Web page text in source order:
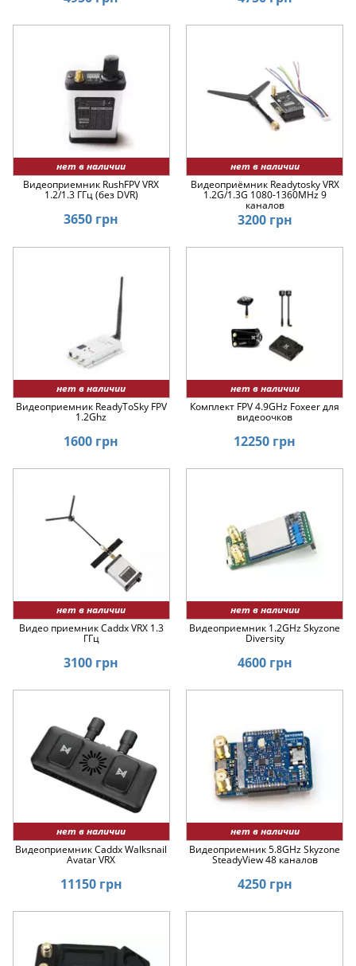
нет в наличии
Видеоприемник RushFPV VRX
1.2/1.3 ГГц (без DVR)
3650 грн
нет в наличии
Видеоприёмник Readytosky VRX
1.2G/1.3G 1080-1360MHz 9
каналов
3200 грн
нет в наличии
Видеоприемник ReadyToSky FPV
1.2Ghz
1600 грн
нет в наличии
Комплект FPV 4.9GHz Foxeer для
видеоочков
12250 грн
нет в наличии
Видео приемник Caddx VRX 1.3
ГГц
3100 грн
нет в наличии
Видеоприемник 1.2GHz Skyzone
Diversity
4600 грн
нет в наличии
Видеоприемник Caddx Walksnail
Avatar VRX
11150 грн
нет в наличии
Видеоприемник 5.8GHz Skyzone
SteadyView 48 каналов
4250 грн